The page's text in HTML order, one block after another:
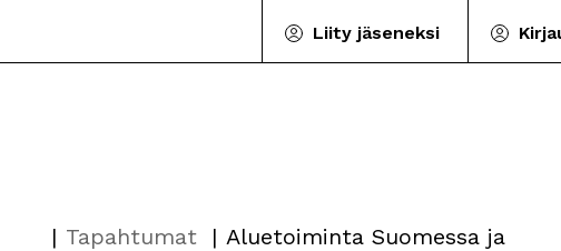
Liity jäseneksi
Tapahtumat
Aluetoiminta Suomessa ja